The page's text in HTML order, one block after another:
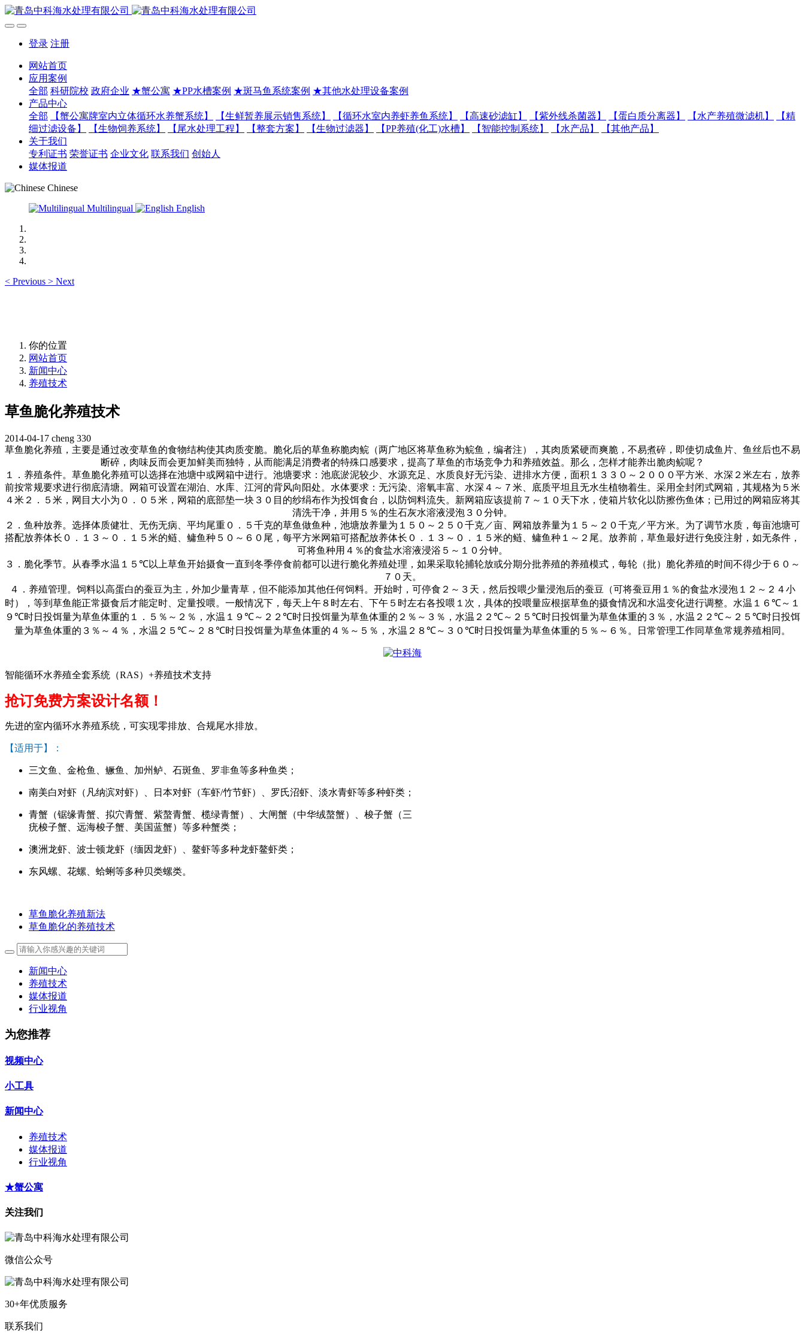
登录 注册
网站首页
应用案例
全部 科研院校 政府企业 ★蟹公寓 ★PP水槽案例 ★斑马鱼系统案例 ★其他水处理设备案例
产品中心
全部
【蟹公寓牌室内立体循环水养蟹系统】 【生鲜暂养展示销售系统】 【循环水室内养虾养鱼系统】 【高速砂滤缸】 【紫外线杀菌器】 【蛋白质分离器】 【水产养殖微滤机】
【精
细过滤设备】
【生物饲养系统】 【尾水处理工程】 【整套方案】 【生物过滤器】 【PP养殖(化工)水槽】 【智能控制系统】 【水产品】
【其他产品】
关于我们
专利证书 荣誉证书 企业文化 联系我们 创始人
媒体报道
Chinese
Multilingual
English
< Previous > Next
你的位置
网站首页
新闻中心
养殖技术
草鱼脆化养殖技术
2014-04-17 cheng 330
草鱼脆化养殖，主要是通过改变草鱼的食物结构使其肉质变脆。脆化后的草鱼称脆肉鲩（两广地区将草鱼称为鲩鱼，编者注），其肉质紧硬而爽脆，不易煮碎，即使切成鱼片、鱼丝后也不易
断碎，肉味反而会更加鲜美而独特，从而能满足消费者的特殊口感要求，提高了草鱼的市场竞争力和养殖效益。那么，怎样才能养出脆肉鲩呢？
１．养殖条件。草鱼脆化养殖可以选择在池塘中或网箱中进行。池塘要求：池底淤泥较少、水源充足、水质良好无污染、进排水方便，面积１３３０～２０００平方米、水深２米左右，放养
前按常规要求进行彻底清塘。网箱可设置在湖泊、水库、江河的背风向阳处。水体要求：无污染、溶氧丰富、水深４～７米、底质平坦且无水生植物着生。采用全封闭式网箱，其规格为５米
４米２．５米，网目大小为０．０５米，网箱的底部垫一块３０目的纱绢布作为投饵食台，以防饲料流失。新网箱应该提前７～１０天下水，使箱片软化以防擦伤鱼体；已用过的网箱应将其
清洗干净，并用５％的生石灰水溶液浸泡３０分钟。
２．鱼种放养。选择体质健壮、无伤无病、平均尾重０．５千克的草鱼做鱼种，池塘放养量为１５０～２５０千克／亩、网箱放养量为１５～２０千克／平方米。为了调节水质，每亩池塘可
搭配放养体长０．１３～０．１５米的鲢、鳙鱼种５０～６０尾，每平方米网箱可搭配放养体长０．１３～０．１５米的鲢、鳙鱼种１～２尾。放养前，草鱼最好进行免疫注射，如无条件，
可将鱼种用４％的食盐水溶液浸浴５～１０分钟。
３．脆化季节。从春季水温１５ ℃以上草鱼开始摄食一直到冬季停食前都可以进行脆化养殖处理，如果采取轮捕轮放或分期分批养殖的养殖模式，每轮（批）脆化养殖的时间不得少于６０～
７０天。
４．养殖管理。饲料以高蛋白的蚕豆为主，外加少量青草，但不能添加其他任何饲料。开始时，可停食２～３天，然后投喂少量浸泡后的蚕豆（可将蚕豆用１％的食盐水浸泡１２～２４小
时），等到草鱼能正常摄食后才能定时、定量投喂。一般情况下，每天上午８时左右、下午５时左右各投喂１次，具体的投喂量应根据草鱼的摄食情况和水温变化进行调整。水温１６ ℃～１
９ ℃时日投饵量为草鱼体重的１．５％～２％，水温１９ ℃～２２ ℃时日投饵量为草鱼体重的２％～３％，水温２２ ℃～２５ ℃时日投饵量为草鱼体重的３％，水温２２ ℃～２５ ℃时日投饵
量为草鱼体重的３％～４％，水温２５ ℃～２８ ℃时日投饵量为草鱼体重的４％～５％，水温２８ ℃～３０ ℃时日投饵量为草鱼体重的５％～６％。日常管理工作同草鱼常规养殖相同。
智能循环水养殖全套系统（RAS）+养殖技术支持
抢订免费方案设计名额！
先进的室内循环水养殖系统，可实现零排放、合规尾水排放。
【适用于】：
三文鱼、金枪鱼、鳜鱼、加州鲈、石斑鱼、罗非鱼等多种鱼类；
南美白对虾（凡纳滨对虾）、日本对虾（车虾/竹节虾）、罗氏沼虾、淡水青虾等多种虾类；
青蟹（锯缘青蟹、拟穴青蟹、紫螯青蟹、榄绿青蟹）、大闸蟹（中华绒螯蟹）、梭子蟹（三
疣梭子蟹、远海梭子蟹、美国蓝蟹）等多种蟹类；
澳洲龙虾、波士顿龙虾（缅因龙虾）、鳌虾等多种龙虾鳌虾类；
东风螺、花螺、蛤蜊等多种贝类螺类。
草鱼脆化养殖新法
草鱼脆化的养殖技术
新闻中心
养殖技术
媒体报道
行业视角
为您推荐
视频中心
小工具
新闻中心
养殖技术
媒体报道
行业视角
★蟹公寓
关注我们
微信公众号
30+年优质服务
联系我们